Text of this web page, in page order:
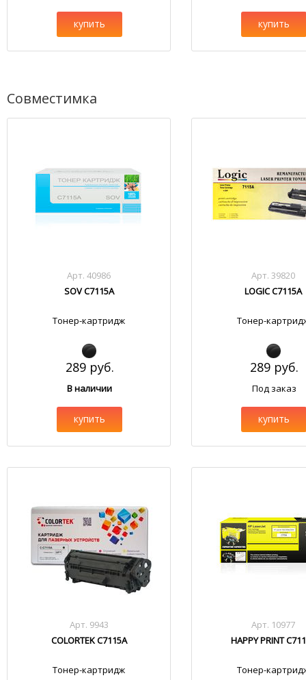
купить купить
Совместимка
Арт. 40986
SOV C7115A
Тонер-картридж
289 руб.
В наличии
купить
Арт. 39820
LOGIC C7115A
Тонер-
289 руб.
Под заказ
купить
Арт. 9943
COLORTEK C7115A
Тонер-картридж
Арт. 10977
HAPPY PRINT
Тонер-